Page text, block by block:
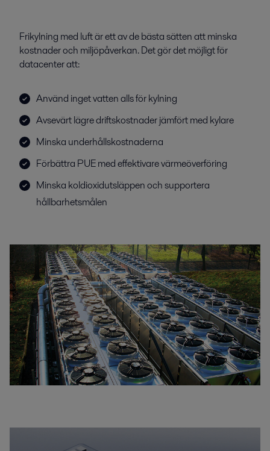
Frikylning med luft är ett av de bästa sätten att minska
kostnader och miljöpåverkan. Det gör det möjligt för
datacenter att:
Använd inget vatten alls för kylning
Avsevärt lägre driftskostnader jämfört med kylare
Minska underhållskostnaderna
Förbättra PUE med effektivare värmeöverföring
Minska koldioxidutsläppen och supportera
hållbarhetsmålen